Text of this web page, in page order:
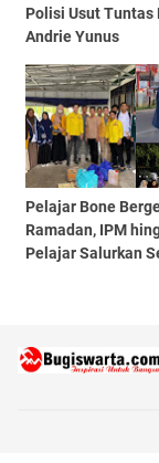
Polisi Usut Tuntas
Andrie Yunus
Pelajar Bone
Ramadan, IPM
Pelajar Salurkan